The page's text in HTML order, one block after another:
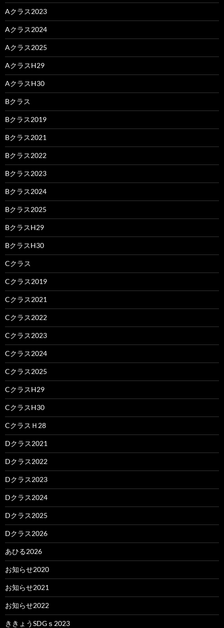
Aクラス2023
Aクラス2024
Aクラス2025
AクラスH29
AクラスH30
Bクラス
Bクラス2019
Bクラス2021
Bクラス2022
Bクラス2023
Bクラス2024
Bクラス2025
BクラスH29
BクラスH30
Cクラス
Cクラス2019
Cクラス2021
Cクラス2022
Cクラス2023
Cクラス2024
Cクラス2025
CクラスH29
CクラスH30
CクラスＨ28
Dクラス2021
Dクラス2022
Dクラス2023
Dクラス2024
Dクラス2025
Dクラス2026
あひる2026
お知らせ2020
お知らせ2021
お知らせ2022
ききょうSDGｓ2023